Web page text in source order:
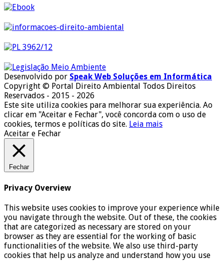
Desenvolvido por Speak Web Soluções em Informática
Copyright © Portal Direito Ambiental Todos Direitos
Reservados - 2015 - 2026
Este site utiliza cookies para melhorar sua experiência. Ao
clicar em "Aceitar e Fechar", você concorda com o uso de
cookies, termos e políticas do site. Leia mais
Aceitar e Fechar
Fechar
Privacy Overview
This website uses cookies to improve your experience while
you navigate through the website. Out of these, the cookies
that are categorized as necessary are stored on your
browser as they are essential for the working of basic
functionalities of the website. We also use third-party
cookies that help us analyze and understand how you use